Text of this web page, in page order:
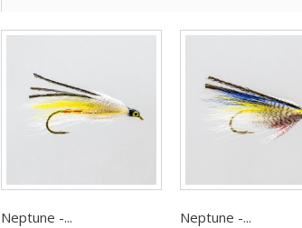
Neptune -... Neptune -...